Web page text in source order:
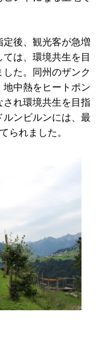
後、観光客が急増
は、環境共生を目
た。同州のザンク
地中熱をヒートポン
され環境共生を目指
ルンビルンには、最
られました。